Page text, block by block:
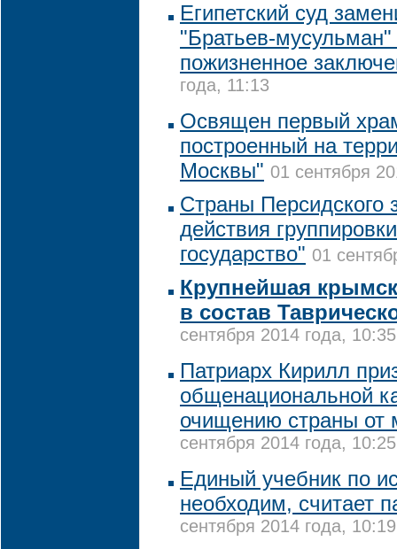
Египетский суд
"Братьев-
пожизненное
года, 11:13
Освящен первый
построенный на
Москвы" 01 сентября
Страны Персидского
действия
государство" 01
Крупнейшая
в состав
сентября 2014 года, 10:35
Патриарх Кирилл
общенациональной
очищению страны от
сентября 2014 года, 10:25
Единый учебник по
необходим, считает
сентября 2014 года, 10:19